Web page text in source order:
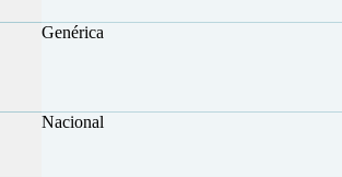
Genérica
Nacional